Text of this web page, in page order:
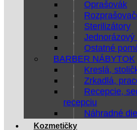
Oprašovák
Sterilizátory
Jednorázový
Ostatné
BARBER NÁBYTOK
Kreslá,
Zrkadlá,
Recepcie,
recepciu
Náhradné
Kozmetičky